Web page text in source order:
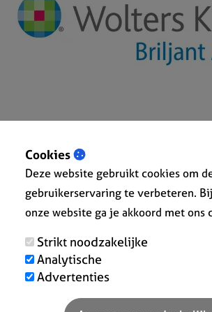
Cookies
Deze website gebruikt cookies om
gebruikerservaring te verbeteren.
onze website ga je akkoord met ons
Strikt noodzakelijke
Analytische
Advertenties